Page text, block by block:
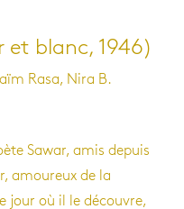
et blanc, 1946)
Rasa, Nira B.
Sawar, amis depuis
amoureux de la
jour où il le découvre,